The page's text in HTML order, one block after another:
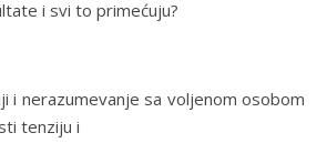
i svi to primećuju?
i nerazumevanje sa voljenom osobom
tenziju i